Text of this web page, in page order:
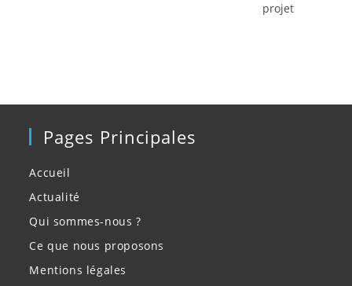
projet
Pages Principales
Accueil
Actualité
Qui sommes-nous ?
Ce que nous proposons
Mentions légales